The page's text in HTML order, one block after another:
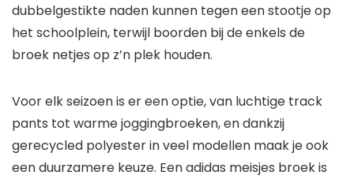
dubbelgestikte naden kunnen tegen een stootje op
het schoolplein, terwijl boorden bij de enkels de
broek netjes op z’n plek houden.
Voor elk seizoen is er een optie, van luchtige track
pants tot warme joggingbroeken, en dankzij
gerecycled polyester in veel modellen maak je ook
een duurzamere keuze. Een adidas meisjes broek is